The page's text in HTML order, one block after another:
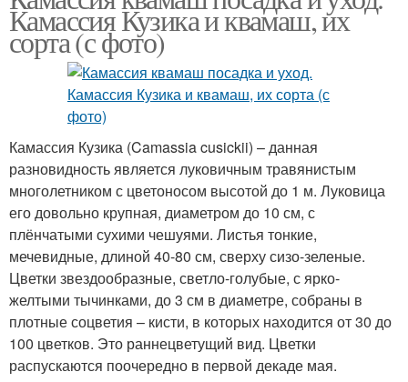
Камассия Кузика и квамаш, их
сорта (с фото)
Камассия Кузика (Camassia cusickii) – данная
разновидность является луковичным травянистым
многолетником с цветоносом высотой до 1 м. Луковица
его довольно крупная, диаметром до 10 см, с
плёнчатыми сухими чешуями. Листья тонкие,
мечевидные, длиной 40-80 см, сверху сизо-зеленые.
Цветки звездообразные, светло-голубые, с ярко-
желтыми тычинками, до 3 см в диаметре, собраны в
плотные соцветия – кисти, в которых находится от 30 до
100 цветков. Это раннецветущий вид. Цветки
распускаются поочередно в первой декаде мая.